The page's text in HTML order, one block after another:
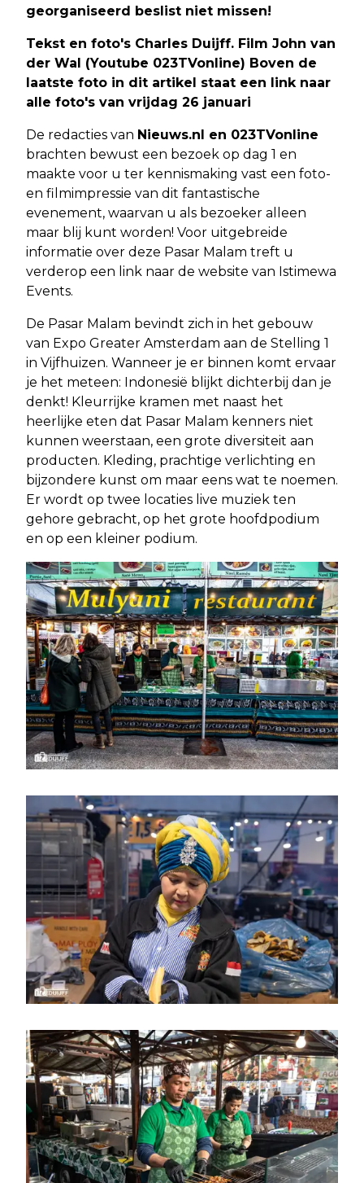
georganiseerd beslist niet missen!
Tekst en foto's Charles Duijff. Film John van
der Wal (Youtube 023TVonline) Boven de
laatste foto in dit artikel staat een link naar
alle foto's van vrijdag 26 januari
De redacties van Nieuws.nl en 023TVonline
brachten bewust een bezoek op dag 1 en
maakte voor u ter kennismaking vast een foto-
en filmimpressie van dit fantastische
evenement, waarvan u als bezoeker alleen
maar blij kunt worden! Voor uitgebreide
informatie over deze Pasar Malam treft u
verderop een link naar de website van Istimewa
Events.
De Pasar Malam bevindt zich in het gebouw
van Expo Greater Amsterdam aan de Stelling 1
in Vijfhuizen. Wanneer je er binnen komt ervaar
je het meteen: Indonesië blijkt dichterbij dan je
denkt! Kleurrijke kramen met naast het
heerlijke eten dat Pasar Malam kenners niet
kunnen weerstaan, een grote diversiteit aan
producten. Kleding, prachtige verlichting en
bijzondere kunst om maar eens wat te noemen.
Er wordt op twee locaties live muziek ten
gehore gebracht, op het grote hoofdpodium
en op een kleiner podium.